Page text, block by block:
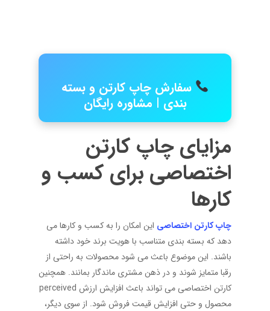
سفارش چاپ کارتن و بسته
بندی | مشاوره رایگان
مزایای چاپ کارتن
اختصاصی برای کسب و
کارها
چاپ کارتن اختصاصی این امکان را به کسب و کارها می
دهد که بسته بندی متناسب با هویت برند خود داشته
باشند. این موضوع باعث می شود محصولات به راحتی از
رقبا متمایز شوند و در ذهن مشتری ماندگار بمانند. همچنین
کارتن اختصاصی می تواند باعث افزایش ارزش perceived
محصول و حتی افزایش قیمت فروش شود. از سوی دیگر،